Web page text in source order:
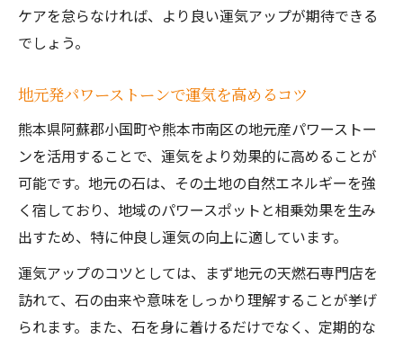
ケアを怠らなければ、より良い運気アップが期待できる
でしょう。
地元発パワーストーンで運気を高めるコツ
熊本県阿蘇郡小国町や熊本市南区の地元産パワーストー
ンを活用することで、運気をより効果的に高めることが
可能です。地元の石は、その土地の自然エネルギーを強
く宿しており、地域のパワースポットと相乗効果を生み
出すため、特に仲良し運気の向上に適しています。
運気アップのコツとしては、まず地元の天燃石専門店を
訪れて、石の由来や意味をしっかり理解することが挙げ
られます。また、石を身に着けるだけでなく、定期的な